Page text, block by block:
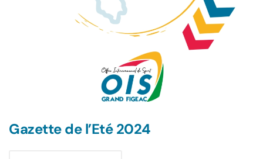
Gazette de l’Eté 2024